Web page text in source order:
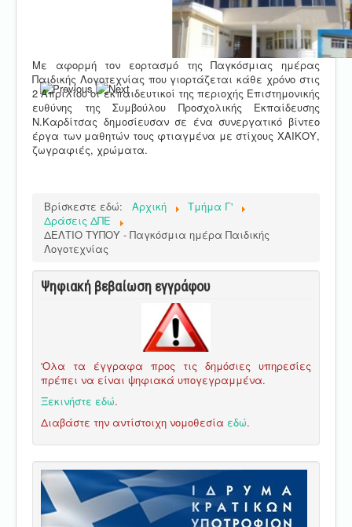
Με αφορμή τον εορτασμό της Παγκόσμιας ημέρας
Παιδικής Λογοτεχνίας που γιορτάζεται κάθε χρόνο στις
2 Απριλίου οι εκπαιδευτικοί της περιοχής Επιστημονικής
ευθύνης της Συμβούλου Προσχολικής Εκπαίδευσης
Ν.Καρδίτσας δημοσίευσαν σε ένα συνεργατικό βίντεο
έργα των μαθητών τους φτιαγμένα με στίχους ΧΑΙΚΟΥ,
ζωγραφιές, χρώματα.
Βρίσκεστε εδώ: Αρχική
Τμήμα Γ'
Δράσεις ΔΠΕ
ΔΕΛΤΙΟ ΤΥΠΟΥ - Παγκόσμια ημέρα Παιδικής
Λογοτεχνίας
Ψηφιακή βεβαίωση εγγράφου
'Ολα τα έγγραφα προς τις δημόσιες υπηρεσίες
πρέπει να είναι ψηφιακά υπογεγραμμένα.
Ξεκινήστε εδώ.
Διαβάστε την αντίστοιχη νομοθεσία εδώ.